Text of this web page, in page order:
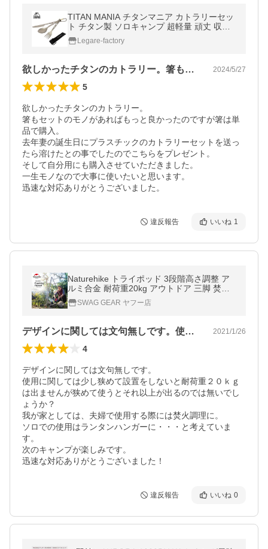
TITAN MANIA チタンマニア カトラリーセッ
ト チタン製 ソロキャンプ 超軽量 頑丈 収納
袋付き スプーン フォーク ナイフ バーベキュ
ー 料理 調理器具
Legare-factory
欲しかったチタンのカトラリー。箸もセッ… 2024/5/27
5
欲しかったチタンのカトラリー。
箸もセットのモノがあればもっと良かったのですが箸は単
品で購入。
去年妻の誕生日にプラスチックのカトラリーセットを送っ
たら溶けたとの事でしたのでこちらをプレゼント。
そして自分用にも購入させていただきました。
一生モノなので大事に使いたいと思います。
迅速な対応ありがとうございました。
違反報告 いいね 1
Naturehike トライポッド 3段階高さ調整 ア
ルミ合金 耐荷重20kg アウトドア 三脚 焚火
ファイヤースタンド
SWAG GEAR ヤフー店
デザインに関しては文句無しです。使用に… 2021/1/26
4
デザインに関しては文句無しです。
使用に関しては少し狭めて設置をしないと耐荷重２０ｋｇ
は出ませんが狭めて使うとそれ以上が出るのでは無いでし
ょうか？
我が家としては、夫婦で使用する際には焚火調理に。
ソロでの使用はランタンハンガーに・・・と考えていま
す。
次のキャンプが楽しみです。
迅速な対応ありがとうございました！
違反報告 いいね 0